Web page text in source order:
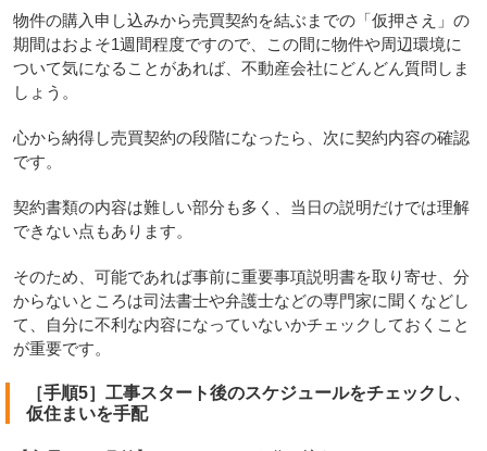
物件の購入申し込みから売買契約を結ぶまでの「仮押さえ」の
期間はおよそ1週間程度ですので、この間に物件や周辺環境に
ついて気になることがあれば、不動産会社にどんどん質問しま
しょう。
心から納得し売買契約の段階になったら、次に契約内容の確認
です。
契約書類の内容は難しい部分も多く、当日の説明だけでは理解
できない点もあります。
そのため、可能であれば事前に重要事項説明書を取り寄せ、分
からないところは司法書士や弁護士などの専門家に聞くなどし
て、自分に不利な内容になっていないかチェックしておくこと
が重要です。
［手順5］工事スタート後のスケジュールをチェックし、
仮住まいを手配